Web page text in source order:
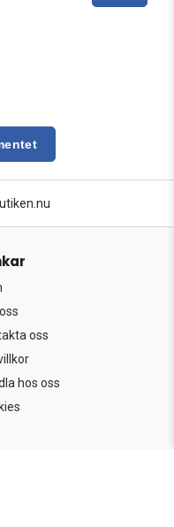
oss
hos oss